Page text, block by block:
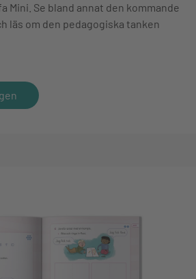
Mini. Se bland annat den kommande
läs om den pedagogiska tanken